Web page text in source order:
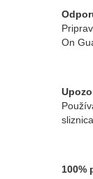
On
100%